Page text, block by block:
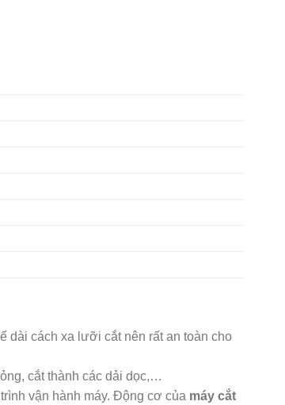
dài cách xa lưỡi cắt nên rất an toàn cho
cắt thành các dải dọc,…
vận hành máy. Động cơ của máy cắt